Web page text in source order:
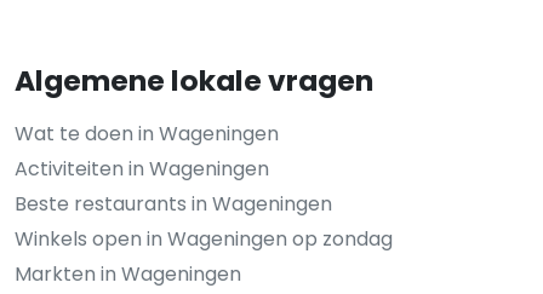
Algemene lokale vragen
Wat te doen in Wageningen
Activiteiten in Wageningen
Beste restaurants in Wageningen
Winkels open in Wageningen op zondag
Markten in Wageningen